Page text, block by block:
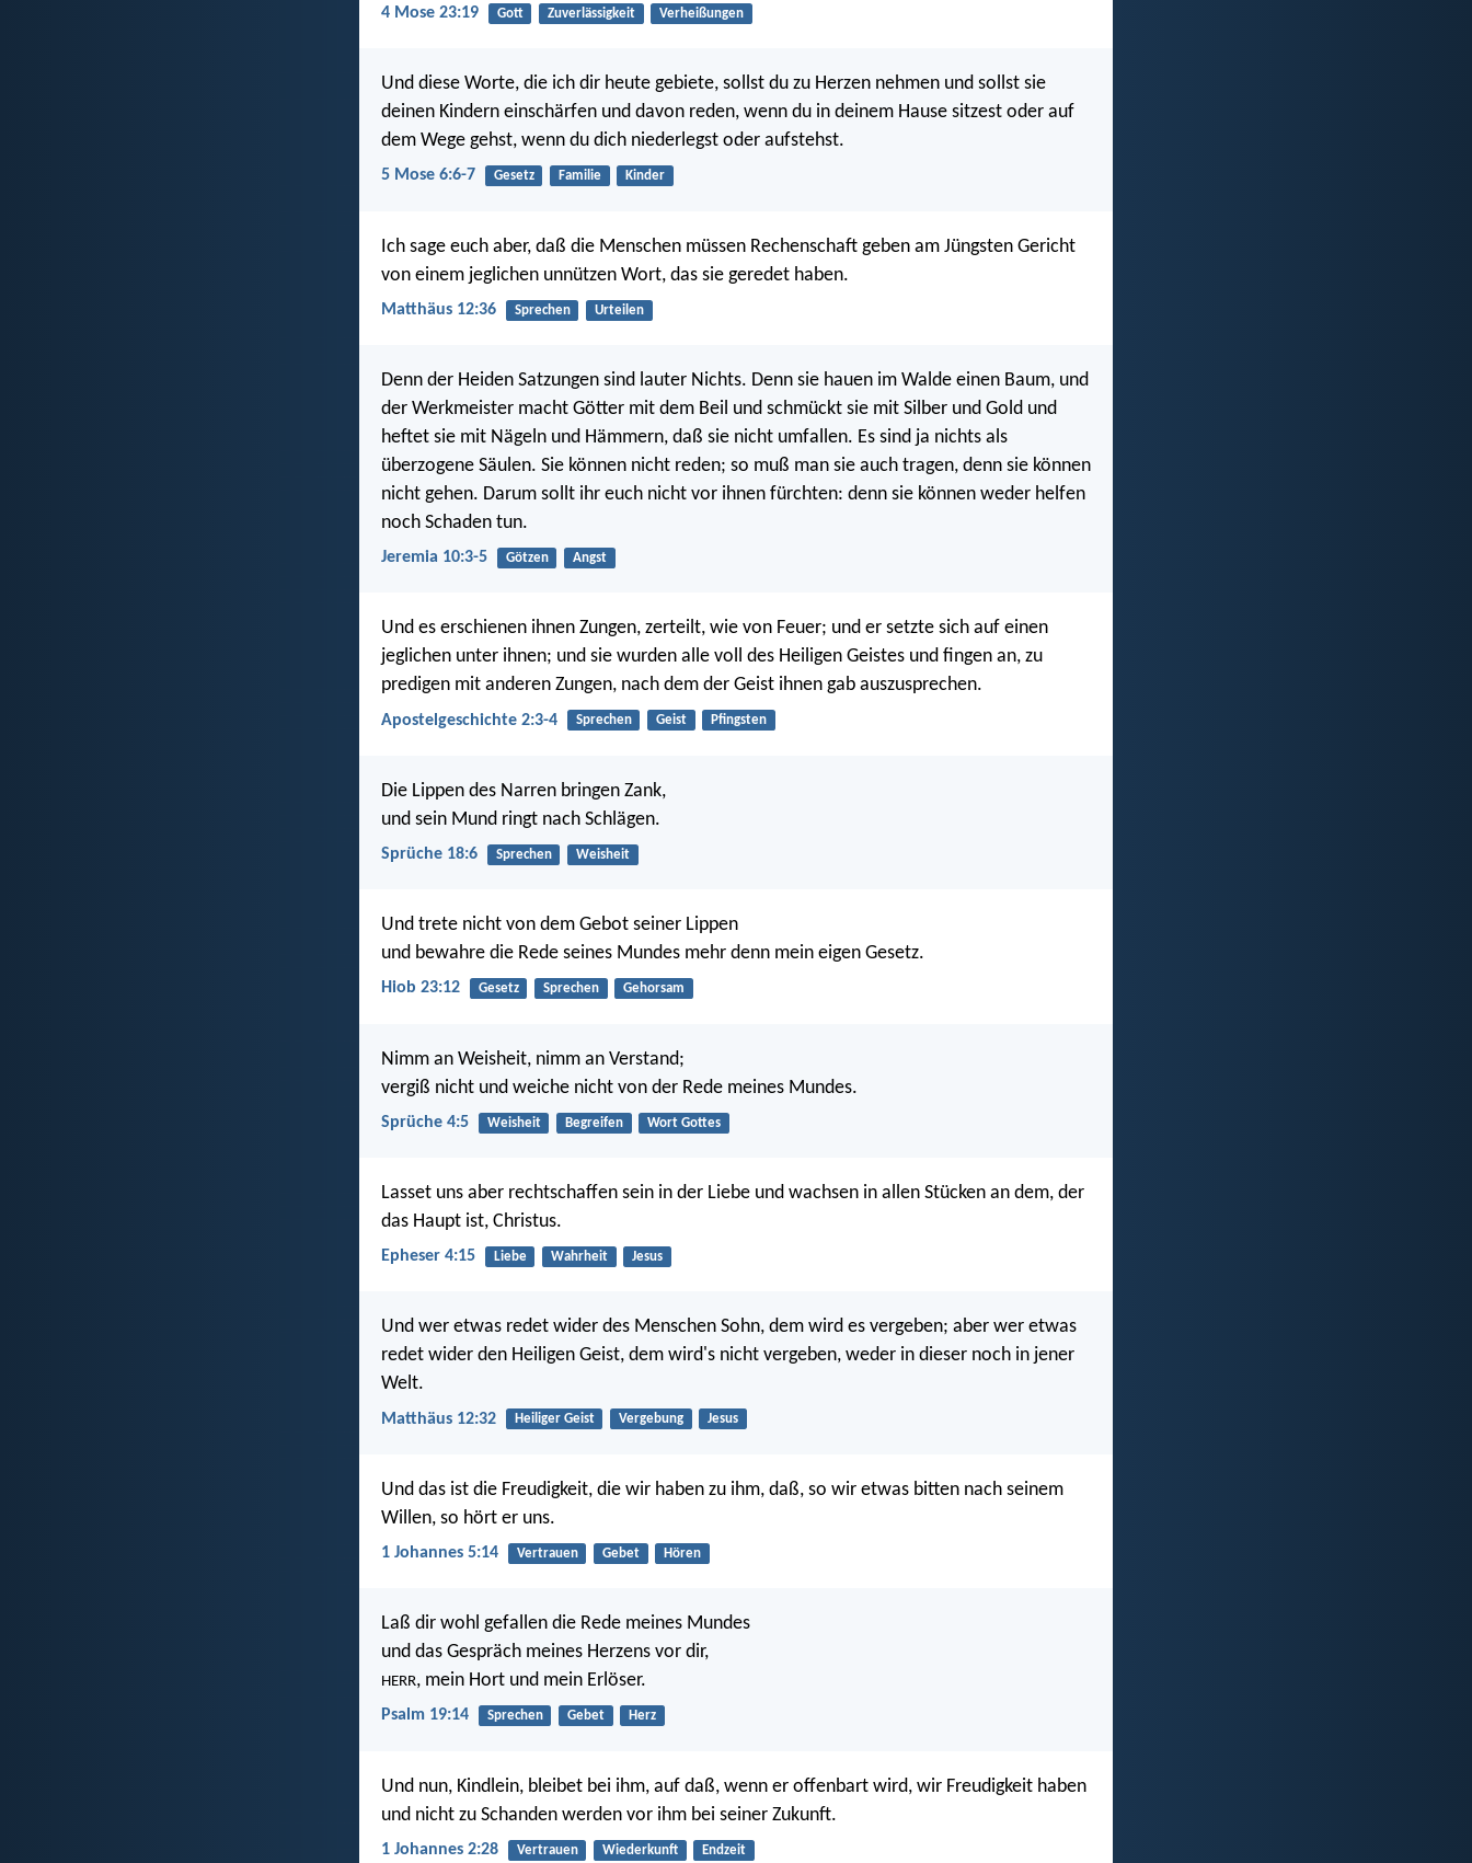
4 Mose 23:19 Gott Zuverlässigkeit Verheißungen
Und diese Worte, die ich dir heute gebiete, sollst du zu Herzen nehmen und sollst sie
deinen Kindern einschärfen und davon reden, wenn du in deinem Hause sitzest oder auf
dem Wege gehst, wenn du dich niederlegst oder aufstehst.
5 Mose 6:6-7 Gesetz Familie Kinder
Ich sage euch aber, daß die Menschen müssen Rechenschaft geben am Jüngsten Gericht
von einem jeglichen unnützen Wort, das sie geredet haben.
Matthäus 12:36 Sprechen Urteilen
Denn der Heiden Satzungen sind lauter Nichts. Denn sie hauen im Walde einen Baum, und
der Werkmeister macht Götter mit dem Beil und schmückt sie mit Silber und Gold und
heftet sie mit Nägeln und Hämmern, daß sie nicht umfallen. Es sind ja nichts als
überzogene Säulen. Sie können nicht reden; so muß man sie auch tragen, denn sie können
nicht gehen. Darum sollt ihr euch nicht vor ihnen fürchten: denn sie können weder helfen
noch Schaden tun.
Jeremia 10:3-5 Götzen Angst
Und es erschienen ihnen Zungen, zerteilt, wie von Feuer; und er setzte sich auf einen
jeglichen unter ihnen; und sie wurden alle voll des Heiligen Geistes und fingen an, zu
predigen mit anderen Zungen, nach dem der Geist ihnen gab auszusprechen.
Apostelgeschichte 2:3-4 Sprechen Geist Pfingsten
Die Lippen des Narren bringen Zank,
und sein Mund ringt nach Schlägen.
Sprüche 18:6 Sprechen Weisheit
Und trete nicht von dem Gebot seiner Lippen
und bewahre die Rede seines Mundes mehr denn mein eigen Gesetz.
Hiob 23:12 Gesetz Sprechen Gehorsam
Nimm an Weisheit, nimm an Verstand;
vergiß nicht und weiche nicht von der Rede meines Mundes.
Sprüche 4:5 Weisheit Begreifen Wort Gottes
Lasset uns aber rechtschaffen sein in der Liebe und wachsen in allen Stücken an dem, der
das Haupt ist, Christus.
Epheser 4:15 Liebe Wahrheit Jesus
Und wer etwas redet wider des Menschen Sohn, dem wird es vergeben; aber wer etwas
redet wider den Heiligen Geist, dem wird's nicht vergeben, weder in dieser noch in jener
Welt.
Matthäus 12:32 Heiliger Geist Vergebung Jesus
Und das ist die Freudigkeit, die wir haben zu ihm, daß, so wir etwas bitten nach seinem
Willen, so hört er uns.
1 Johannes 5:14 Vertrauen Gebet Hören
Laß dir wohl gefallen die Rede meines Mundes
und das Gespräch meines Herzens vor dir,
HERR, mein Hort und mein Erlöser.
Psalm 19:14 Sprechen Gebet Herz
Und nun, Kindlein, bleibet bei ihm, auf daß, wenn er offenbart wird, wir Freudigkeit haben
und nicht zu Schanden werden vor ihm bei seiner Zukunft.
1 Johannes 2:28 Vertrauen Wiederkunft Endzeit